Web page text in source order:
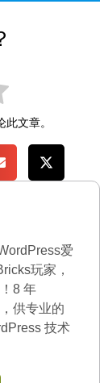
文章。
爱
玩家，
8 年
供专业的
技术